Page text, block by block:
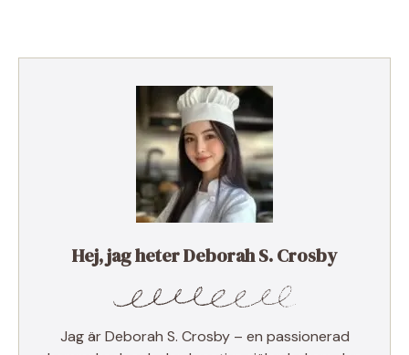
Hej, jag heter Deborah S. Crosby
Jag är Deborah S. Crosby – en passionerad